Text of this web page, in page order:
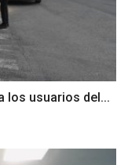
los usuarios del...